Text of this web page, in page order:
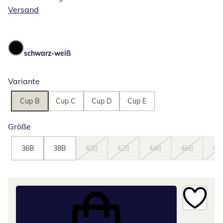
Versand
schwarz-weiß
Variante
Cup B Cup C Cup D Cup E
Größe
36B 38B 40B 42B 44B 46B